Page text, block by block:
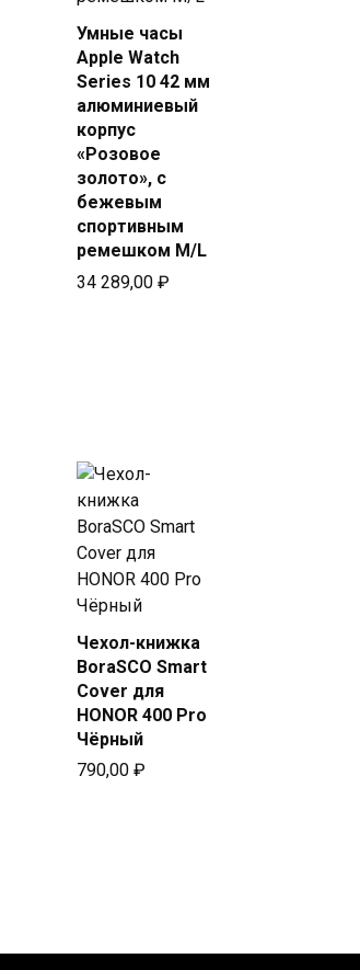
Купить
в Beeline
Умные часы
Apple Watch
Series 10 42 мм
алюминиевый
корпус
«Розовое
золото», с
бежевым
спортивным
ремешком M/L
34 289,00 ₽
Купить
в Beeline
Чехол-книжка
BoraSCO Smart
Cover для
HONOR 400 Pro
Чёрный
790,00 ₽